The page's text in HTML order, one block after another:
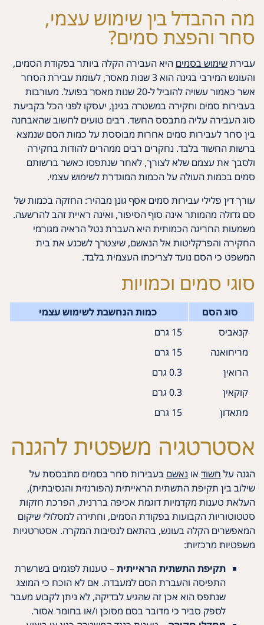
מה ההבדל בין שימוש עצמי,
סחר והפצת סמים?
עבירתשימוש בסמים היא העבירה הקלה ביותר בפקודת הסמים,
והעונש המירבי בגינה הוא 3 שנות מאסר, לעומת עבירת הסחר
אשר כאמור עשויה להוביל ל-20 שנות מאסר בפועל. מעורבות
בעבירות סמים וחקירה במשטרה בגינן, יעסקו לפני הכל בקביעת
סוג העבירה עליה מתבסס החשד. רבים טועים לחשוב שהאבחנה
בין סחר לעבירות סמים אחרות מבוססת על כמות הסם שנמצא
ברשות החשוד בלבד. נחקרים רבים ממהרים להודות בחקירה
ולסבך את עצמם שלא לצורך, לאחר שנתפסו כאשר ברשותם
סמים בכמות העולה על הכמות המוגדרת לשימוש עצמי.
עורך דין פלילי עבירות סמים אסף גונן מבהיר: החזקה בכמות של
סם גדולה מהמותר אינה סוף הסיפור, ואינה ראיית זהב להרשעה.
משמעות החריגה הכמותית היא העברת נטל הראיה מגורמי
החקירה והפרקליטות אל הנאשם, שיצטרך לשכנע את בית
המשפט כי הסם נועד לצריכתו העצמית בלבד.
סוגי סמים וכמויות
סוג הסם
כמות הנחשבת לשימוש עצמי
קנאביס
15 גרם
מריחואנה
15 גרם
הרואין
0.3 גרם
קוקאין
0.3 גרם
מתאדון
15 גרם
אסטרטגיה משפטית להגנה
הגנה על חשוד או נאשם בעבירות סחר בסמים מתבססת על
שילוב בין תקיפת התשתית הראייתית (הפורנזית והנסיבתית),
העלאת טענות מקדמיות דוגמת אכיפה בררנית, הפרכת חזקות
סטטוטוריות הקבועות בפקודת הסמים, וחתירה למסלולי שיקום
המאפשרים הקלה בעונש, בהתאם לנסיבות המקרה. אסטרטגיות
משפטיות מרכזיות:
תקיפת התשתית הראייתית– טענות לפגמים בשרשרת
התפיסה והעברת הסם למעבדה. אם לא הוכח כי המוצג
שנתפס הוא אכן זה שהגיע לבדיקה, לא ניתן לקבוע מעבר
לספק סביר כי מדובר בסם מסוכן ו/או בחומר אסור.